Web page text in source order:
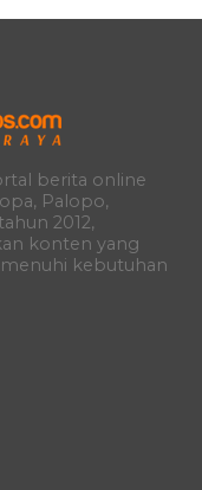
berita online
Palopo,
2012,
konten yang
kebutuhan